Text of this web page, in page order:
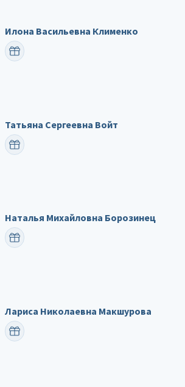
Илона Васильевна Клименко
ПОЗДРАВИТЬ
Татьяна Сергеевна Войт
ПОЗДРАВИТЬ
Наталья Михайловна Борозинец
ПОЗДРАВИТЬ
Лариса Николаевна Макшурова
ПОЗДРАВИТЬ